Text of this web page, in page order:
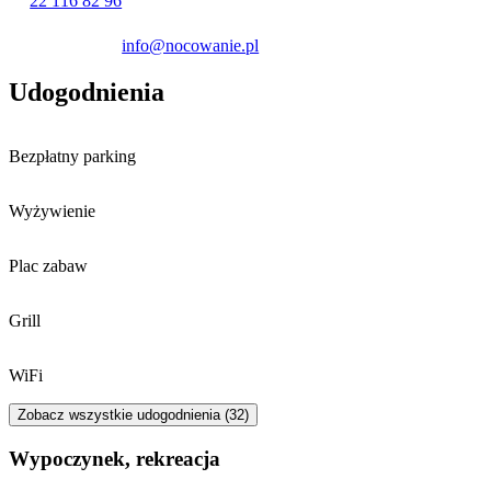
dostępu do internetu Wi-Fi na terenie całego obiektu.
info@nocowanie.pl
Udogodnienia
Bezpłatny parking
Wyżywienie
Plac zabaw
Grill
WiFi
Zobacz wszystkie udogodnienia (32)
Wypoczynek, rekreacja